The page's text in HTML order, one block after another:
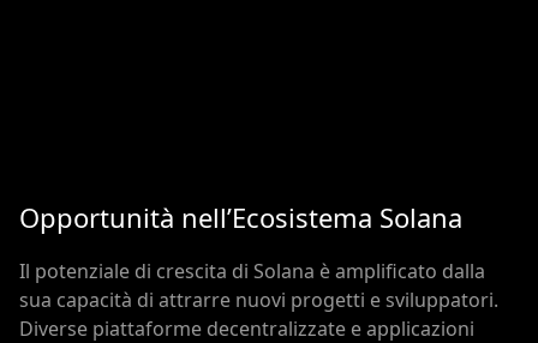
Opportunità nell’Ecosistema Solana
Il potenziale di crescita di Solana è amplificato dalla
sua capacità di attrarre nuovi progetti e sviluppatori.
Diverse piattaforme decentralizzate e applicazioni